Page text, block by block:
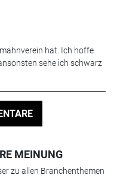
hat. Ich hoffe
sehe ich schwarz
MEINUNG
zu allen Branchenthemen